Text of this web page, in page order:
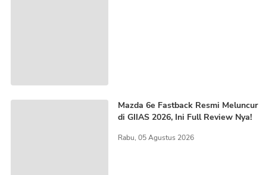
Mazda 6e Fastback Resmi Meluncur
di GIIAS 2026, Ini Full Review Nya!
Rabu, 05 Agustus 2026